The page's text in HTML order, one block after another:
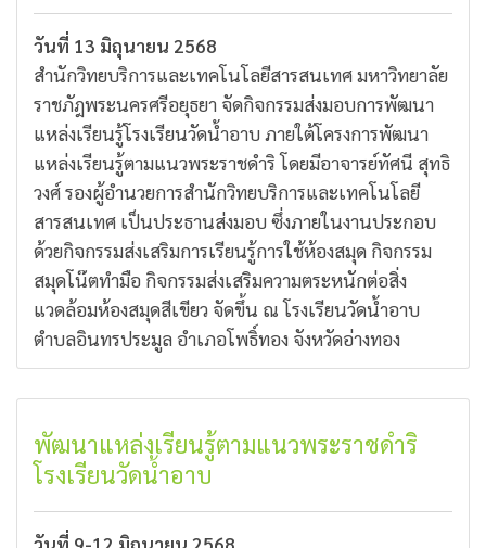
วันที่ 13 มิถุนายน 2568
สำนักวิทยบริการและเทคโนโลยีสารสนเทศ มหาวิทยาลัย
ราชภัฎพระนครศรีอยุธยา จัดกิจกรรมส่งมอบการพัฒนา
แหล่งเรียนรู้โรงเรียนวัดน้ำอาบ ภายใต้โครงการพัฒนา
แหล่งเรียนรู้ตามแนวพระราชดำริ โดยมีอาจารย์ทัศนี สุทธิ
วงศ์ รองผู้อำนวยการสำนักวิทยบริการและเทคโนโลยี
สารสนเทศ เป็นประธานส่งมอบ ซึ่งภายในงานประกอบ
ด้วยกิจกรรมส่งเสริมการเรียนรู้การใช้ห้องสมุด กิจกรรม
สมุดโน๊ตทำมือ กิจกรรมส่งเสริมความตระหนักต่อสิ่ง
แวดล้อมห้องสมุดสีเขียว จัดขึ้น ณ โรงเรียนวัดน้ำอาบ
ตำบลอินทรประมูล อำเภอโพธิ์ทอง จังหวัดอ่างทอง
พัฒนาแหล่งเรียนรู้ตามแนวพระราชดำริ
โรงเรียนวัดน้ำอาบ